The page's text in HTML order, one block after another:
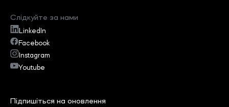
Слідкуйте за нами
LinkedIn
Facebook
Instagram
Youtube
Підпишіться на оновлення